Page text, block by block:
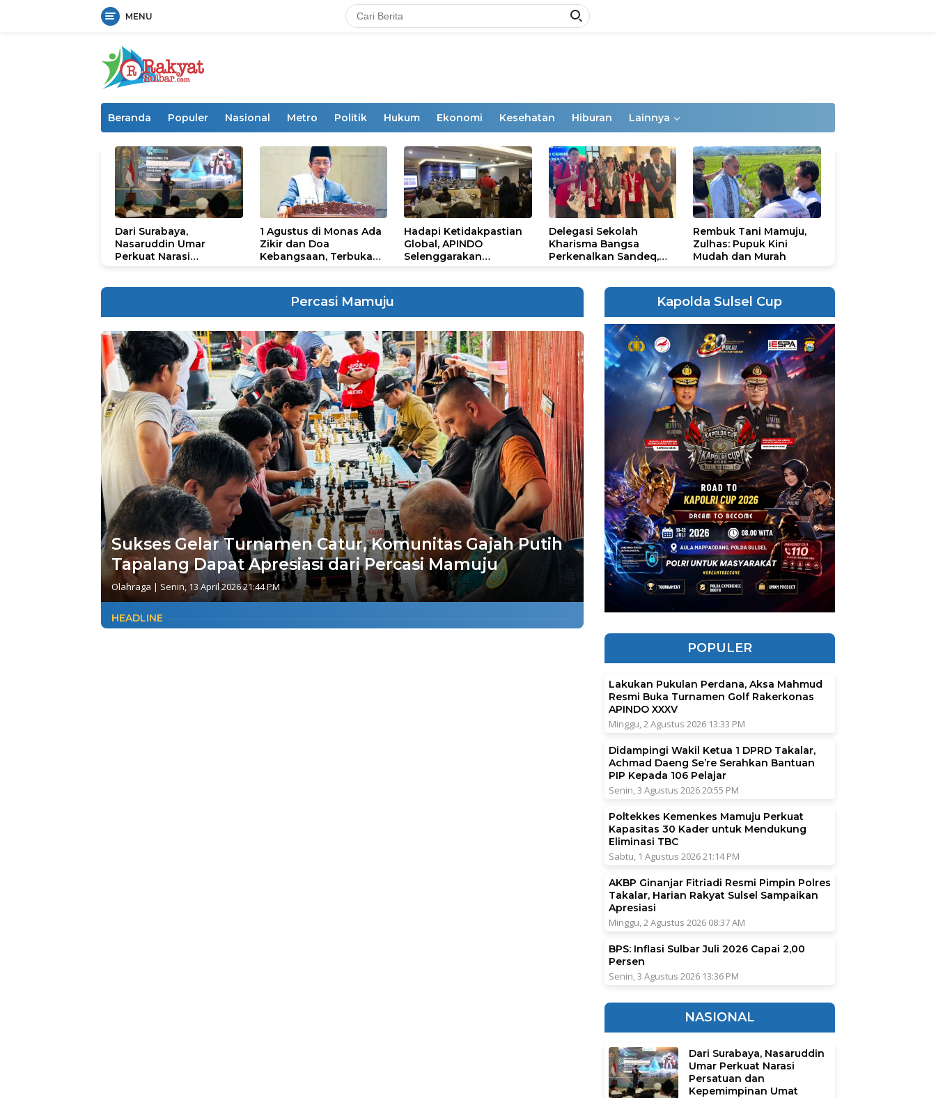
MENU
Beranda Populer Nasional Metro Politik Hukum Ekonomi Kesehatan Hiburan Lainnya
Dari Surabaya,
Nasaruddin Umar
Perkuat Narasi
1 Agustus di Monas Ada
Zikir dan Doa
Kebangsaan, Terbuka
Hadapi Ketidakpastian
Global, APINDO
Selenggarakan
Delegasi Sekolah
Kharisma Bangsa
Perkenalkan Sandeq,
STEAM Olympiad 2026
Rembuk Tani Mamuju,
Zulhas: Pupuk Kini
Mudah dan Murah
Percasi Mamuju
Sukses Gelar Turnamen Catur, Komunitas Gajah Putih
Tapalang Dapat Apresiasi dari Percasi Mamuju
Olahraga | Senin, 13 April 2026 21:44 PM
HEADLINE
Kapolda Sulsel Cup
POPULER
Lakukan Pukulan Perdana, Aksa Mahmud
Resmi Buka Turnamen Golf Rakerkonas
APINDO XXXV
Minggu, 2 Agustus 2026 13:33 PM
Didampingi Wakil Ketua 1 DPRD Takalar,
Achmad Daeng Se’re Serahkan Bantuan
PIP Kepada 106 Pelajar
Senin, 3 Agustus 2026 20:55 PM
Poltekkes Kemenkes Mamuju Perkuat
Kapasitas 30 Kader untuk Mendukung
Eliminasi TBC
Sabtu, 1 Agustus 2026 21:14 PM
AKBP Ginanjar Fitriadi Resmi Pimpin Polres
Takalar, Harian Rakyat Sulsel Sampaikan
Apresiasi
Minggu, 2 Agustus 2026 08:37 AM
BPS: Inflasi Sulbar Juli 2026 Capai 2,00
Persen
Senin, 3 Agustus 2026 13:36 PM
NASIONAL
Dari Surabaya, Nasaruddin
Umar Perkuat Narasi
Persatuan dan
Kepemimpinan Umat